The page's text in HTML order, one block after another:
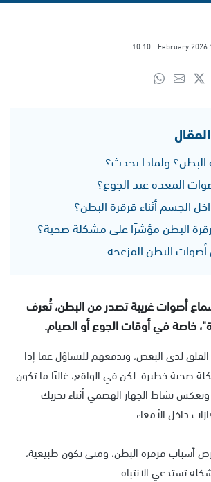
10:10
ولماذا تحدث؟
المعدة عند الجوع؟
الجسم أثناء قرقرة البطن؟
البطن مؤشرًا على مشكلة صحية؟
أصوات البطن المزعجة
أصوات غريبة تصدر من البطن، تُعرف
خاصة في أوقات الجوع أو الصيام.
لدى البعض، وتدفعهم للتساؤل عما إذا
صحية خطيرة. لكن في الواقع، غالبًا ما تكون
نشاط الجهاز الهضمي أثناء تحريك
داخل الأمعاء.
أسباب قرقرة البطن، ومتى تكون طبيعية،
تستدعي الانتباه.